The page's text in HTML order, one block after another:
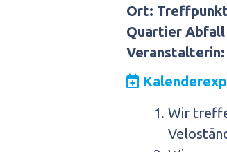
Ort:
Quartier Abfall
Wir